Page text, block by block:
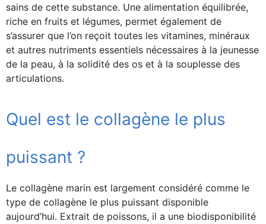
sains de cette substance. Une alimentation équilibrée,
riche en fruits et légumes, permet également de
s’assurer que l’on reçoit toutes les vitamines, minéraux
et autres nutriments essentiels nécessaires à la jeunesse
de la peau, à la solidité des os et à la souplesse des
articulations.
Quel est le collagène le plus
puissant ?
Le collagène marin est largement considéré comme le
type de collagène le plus puissant disponible
aujourd’hui. Extrait de poissons, il a une biodisponibilité